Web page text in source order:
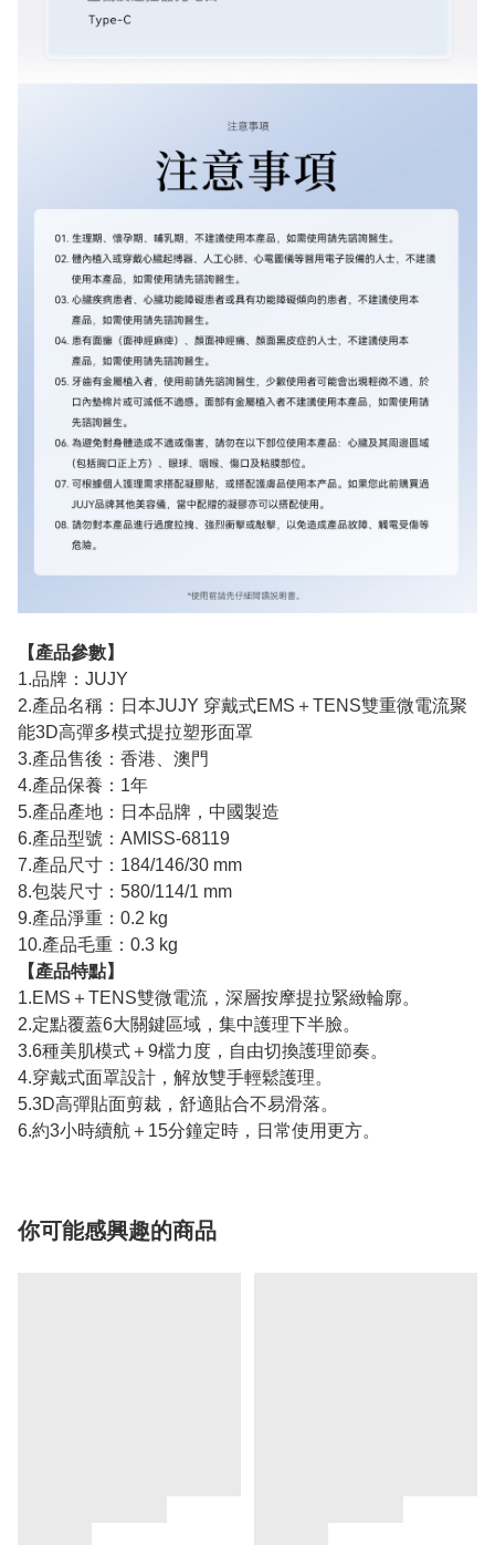
【產品參數】
1.品牌：JUJY
2.產品名稱：日本JUJY 穿戴式EMS＋TENS雙重微電流聚
能3D高彈多模式提拉塑形面罩
3.產品售後：香港、澳門
4.產品保養：1年
5.產品產地：日本品牌，中國製造
6.產品型號：AMISS-68119
7.產品尺寸：184/146/30 mm
8.包裝尺寸：580/114/1 mm
9.產品淨重：0.2 kg
10.產品毛重：0.3 kg
【產品特點】
1.EMS＋TENS雙微電流，深層按摩提拉緊緻輪廓。
2.定點覆蓋6大關鍵區域，集中護理下半臉。
3.6種美肌模式＋9檔力度，自由切換護理節奏。
4.穿戴式面罩設計，解放雙手輕鬆護理。
5.3D高彈貼面剪裁，舒適貼合不易滑落。
6.約3小時續航＋15分鐘定時，日常使用更方。
你可能感興趣的商品